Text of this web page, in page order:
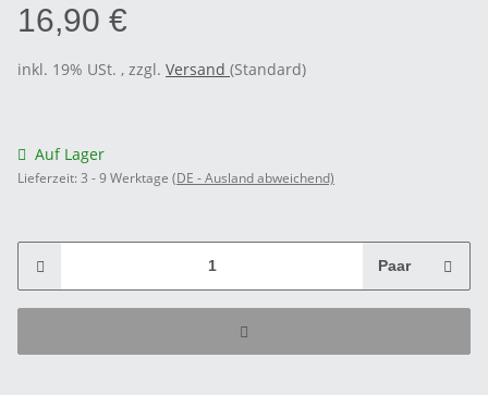
16,90 €
inkl. 19% USt. , zzgl. Versand (Standard)
Auf Lager
Lieferzeit: 3 - 9 Werktage (DE - Ausland abweichend)
Paar